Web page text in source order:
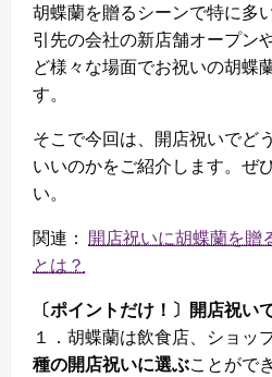
胡蝶蘭を贈るシーンで特に多
引先の会社の新店舗オープン
ど様々な場面でお祝いの胡蝶
す。
そこで今回は、開店祝いでど
いいのかをご紹介します。ぜ
い。
関連： 開店祝いに胡蝶蘭を贈
とは？
〔ポイントだけ！〕開店祝い
１．胡蝶蘭は飲食店、ショッ
種の開店祝いに選ぶことがで